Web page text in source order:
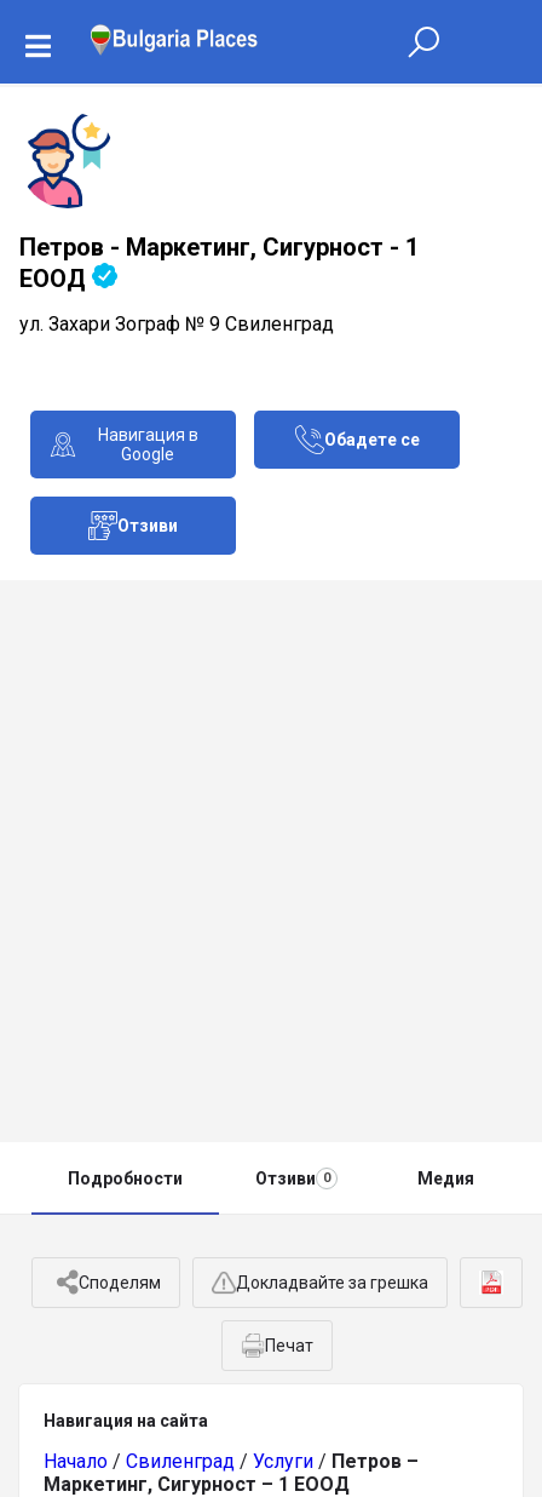
Петров - Маркетинг, Сигурност - 1
ЕООД
ул. Захари Зограф № 9 Свиленград
Навигация в
Google
Обадете се
Отзиви
Подробности Отзиви 0 Медия
Споделям Докладвайте за грешка
Печат
Навигация на сайта
Начало / Свиленград / Услуги / Петров –
Маркетинг, Сигурност – 1 ЕООД